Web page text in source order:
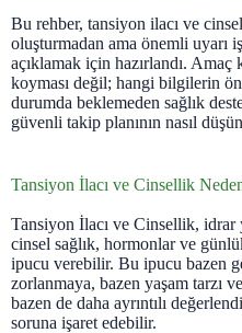
Bu rehber, tansiyon ilacı ve
oluşturmadan ama önemli uyarı
açıklamak için hazırlandı.
koyması değil; hangi bilgilerin
durumda beklemeden sağlık
güvenli takip planının nasıl
Tansiyon İlacı ve Cinsellik
Tansiyon İlacı ve Cinsellik, idrar
cinsel sağlık, hormonlar ve
ipucu verebilir. Bu ipucu bazen
zorlanmaya, bazen yaşam tarzı
bazen de daha ayrıntılı
soruna işaret edebilir.